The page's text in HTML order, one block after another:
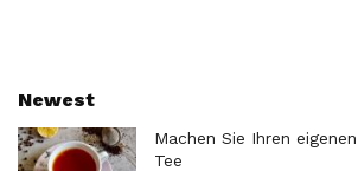
Newest
Machen Sie Ihren
Tee